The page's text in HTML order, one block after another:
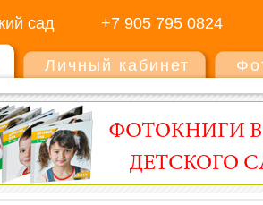
сад +7 905 795 0824
Личный кабинет